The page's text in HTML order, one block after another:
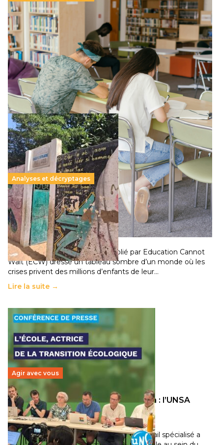
Supérieur privé : une dérive qui met à mal la
promesse républicaine
11 juillet 2026-
Le projet de loi sur la régulation de l’enseignement
supérieur privé met en lumière l’amplification d’un système
qui relègue l’acte pédagogique au superfétatoire, voire à…
Lire la suite →
Analyses et décryptages
258 millions d’enfants victimes de la guerre, des
chocs climatiques et des déplacements de
population
11 juillet 2026- National
Un nouveau rapport mondial publié par Education Cannot
Wait (ECW) dresse un tableau sombre d’un monde où les
crises privent des millions d’enfants de leur…
Lire la suite →
Agir avec vous
Transition écologique de l’éducation : l’UNSA
Éducation fait bouger les lignes
30 juin 2026-National
Pendant plusieurs mois, un groupe de travail spécialisé a